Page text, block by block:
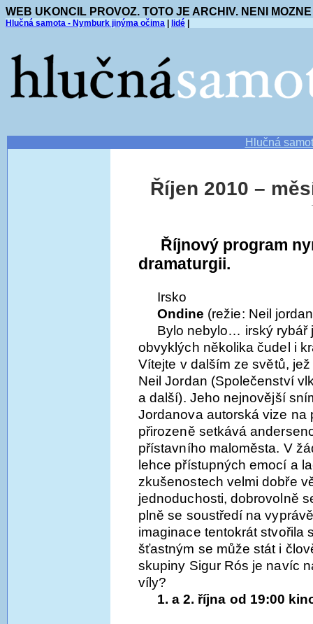
WEB UKONCIL PROVOZ. TOTO JE ARCHIV. NENI
Hlučná samota - Nymburk jinýma očima lidé
Hlučná
Říjen 2010 –
Říjnový program
dramaturgii.
Irsko
Ondine (režie: Neil
Bylo nebylo… irský rybář
obvyklých několika čudel i
Vítejte v dalším ze světů,
Neil Jordan (Společenství
a další). Jeho nejnovější
Jordanova autorská vize
přirozeně setkává
přístavního maloměsta. V
lehce přístupných emocí a
zkušenostech velmi dobře
jednoduchosti, dobrovolně
plně se soustředí na
imaginace tentokrát stvořila
šťastným se může stát i
skupiny Sigur Rós je navíc
víly?
1. a 2. října od 19:00